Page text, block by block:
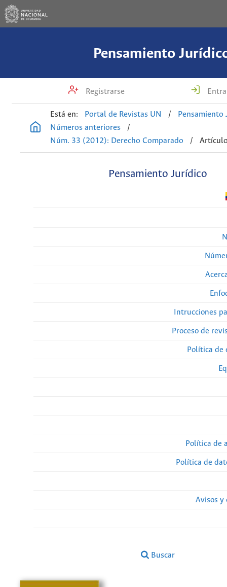
Pensamiento
Registrarse
Está en: Portal de Revistas UN /
Pensamiento
Números anteriores
/
Núm. 33 (2012): Derecho Comparado
/
Pensamiento Jurídico
Intrucciones
Proceso de
Política
Política de
Política de
Avisos y
Buscar